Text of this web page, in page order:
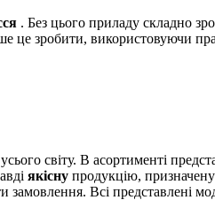
. Без цього приладу складно
це зробити, використовуючи
світу. В асортименті
якісну продукцію,
Всі представлені